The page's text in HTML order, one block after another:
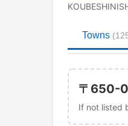
Towns (
〒 650-
If not listed